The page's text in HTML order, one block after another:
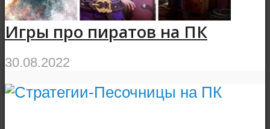
Игры про пиратов на ПК
30.08.2022